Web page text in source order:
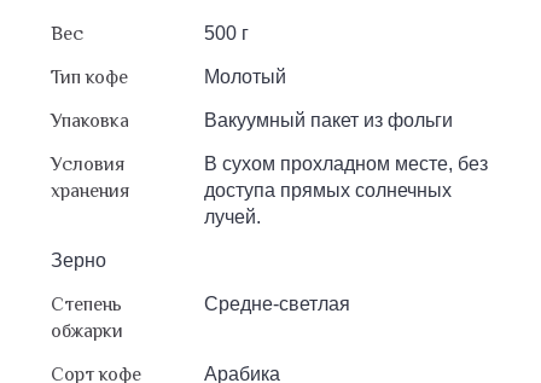
Вес 500 г
Тип кофе Молотый
Упаковка Вакуумный пакет из фольги
Условия
хранения
В сухом прохладном месте, без
доступа прямых солнечных
лучей.
Зерно
Степень
обжарки
Средне-светлая
Сорт кофе Арабика